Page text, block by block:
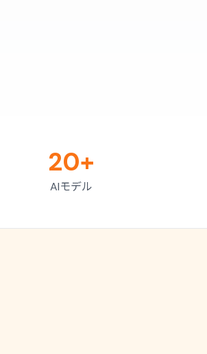
20+
AIモデル